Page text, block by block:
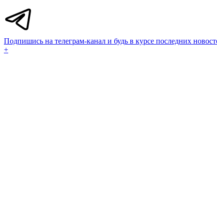
Подпишись на телеграм-канал и будь в курсе последних
+